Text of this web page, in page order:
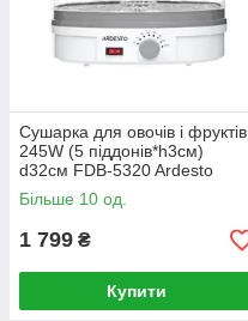
Сушарка для овочів і фруктів
245W (5 піддонів*h3см)
d32см FDB-5320 Ardesto
Більше 10 од.
1 799 ₴
Купити